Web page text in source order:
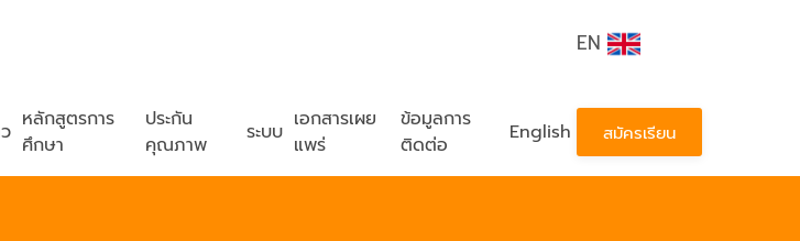
หลักสูตรการ
ศึกษา
ประกัน
คุณภาพ
ระบบ เอกสารเผย
แพร่
ข้อมูลการ
ติดต่อ
English
EN
สมัครเรียน